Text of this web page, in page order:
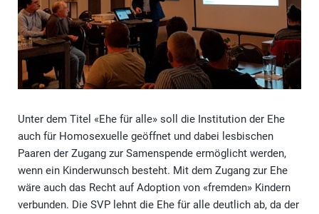
Unter dem Titel «Ehe für alle» soll die Institution der Ehe
auch für Homosexuelle geöffnet und dabei lesbischen
Paaren der Zugang zur Samenspende ermöglicht werden,
wenn ein Kinderwunsch besteht. Mit dem Zugang zur Ehe
wäre auch das Recht auf Adoption von «fremden» Kindern
verbunden. Die SVP lehnt die Ehe für alle deutlich ab, da der